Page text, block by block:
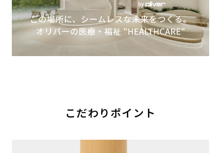
こだわりポイント